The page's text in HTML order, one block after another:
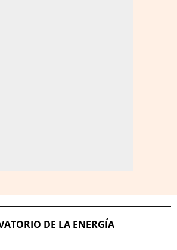
DE LA ENERGÍA